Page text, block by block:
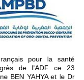
pour la santé
de l'ADF ce 23
BEN YAHYA et le Dr